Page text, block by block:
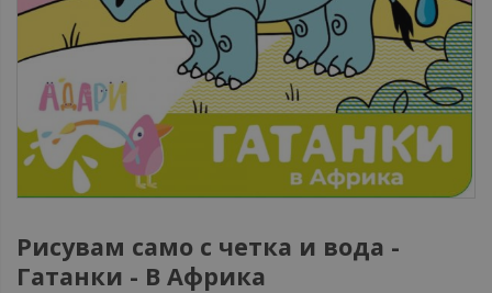
Рисувам само с четка и вода -
Гатанки - В Африка